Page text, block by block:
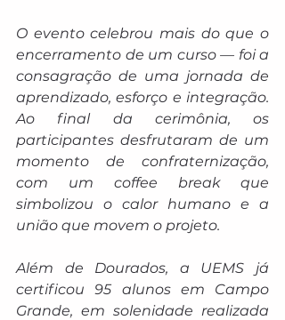
O evento celebrou mais do que o
encerramento de um curso — foi a
consagração de uma jornada de
aprendizado, esforço e integração.
Ao final da cerimônia, os
participantes desfrutaram de um
momento de confraternização,
com um coffee break que
simbolizou o calor humano e a
união que movem o projeto.
Além de Dourados, a UEMS já
certificou 95 alunos em Campo
Grande, em solenidade realizada